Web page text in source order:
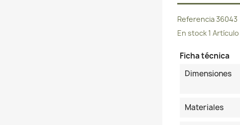
Referencia36043
En stock 1 Artículo
Ficha técnica
Dimensiones
Materiales